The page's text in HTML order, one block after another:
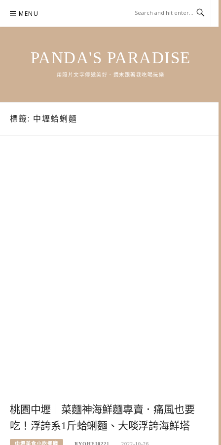
content
MENU
PANDA'S PARADISE
用照片文字傳遞美好．週末跟著我吃喝玩樂
標籤: 中壢蛤蜊麵
桃園中壢｜菜麵神海鮮麵專賣．痛風也要
吃！浮誇系1斤蛤蜊麵、大啖浮誇海鮮塔
中壢美食小吃餐廳 RYOHEI0221 2022-10-26